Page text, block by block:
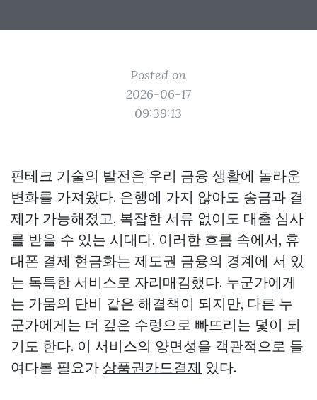
Posted on
2026-06-17
09:39:13
핀테크 기술의 발전은 우리 금융 생활에 놀라운
변화를 가져왔다. 은행에 가지 않아도 송금과 결
제가 가능해졌고, 복잡한 서류 없이도 대출 심사
를 받을 수 있는 시대다. 이러한 흐름 속에서, 휴
대폰 결제 현금화는 제도권 금융의 경계에 서 있
는 독특한 서비스로 자리매김했다. 누군가에게
는 가뭄의 단비 같은 해결책이 되지만, 다른 누
군가에게는 더 깊은 수렁으로 빠뜨리는 덫이 되
기도 한다. 이 서비스의 양면성을 객관적으로 들
여다볼 필요가 상품권카드결제 있다.